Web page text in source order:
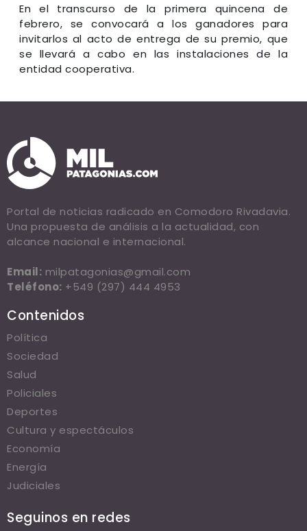
En el transcurso de la primera quincena de
febrero, se convocará a los ganadores para
invitarlos al acto de entrega de su premio, que
se llevará a cabo en las instalaciones de la
entidad cooperativa.
Portal de noticias radicado en Comodoro Rivadavia.
Una propuesta de análisis a la actualidad, con
alcance nacional e internacional.
Email: milpatagonias@gmail.com
Teléfono: +549 (297) 444 4953
Contenidos
Política
Sociedad
Salud
Policiales
Deportes
Cultura y espectáculos
Economía
Energía
Judiciales
Seguinos en redes